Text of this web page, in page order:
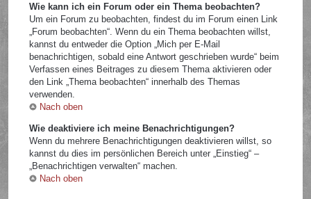
Wie kann ich ein Forum oder ein Thema beobachten?
Um ein Forum zu beobachten, findest du im Forum einen Link
„Forum beobachten“. Wenn du ein Thema beobachten willst,
kannst du entweder die Option „Mich per E-Mail
benachrichtigen, sobald eine Antwort geschrieben wurde“ beim
Verfassen eines Beitrages zu diesem Thema aktivieren oder
den Link „Thema beobachten“ innerhalb des Themas
verwenden.
Nach oben
Wie deaktiviere ich meine Benachrichtigungen?
Wenn du mehrere Benachrichtigungen deaktivieren willst, so
kannst du dies im persönlichen Bereich unter „Einstieg“ –
„Benachrichtigen verwalten“ machen.
Nach oben